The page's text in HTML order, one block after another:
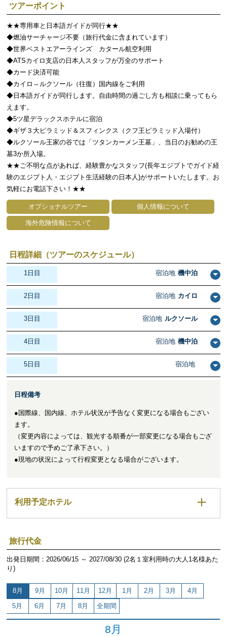
ツアーポイント
★★専用車と日本語ガイドが同行★★
◆燃油サーチャージ不要（旅行代金に含まれています）
◆世界ベストエアーラインズ カタール航空利用
◆ATSカイロ支店の日本人スタッフが万全のサポート
◆カード決済可能
◆カイロ⇔ルクソール（往復）国内線をご利用
◆日本語ガイドが同行します。自由時間の過ごし方も相談に乗ってもら
えます。
◆5ツ星デラックスホテルに宿泊
◆ギザ３大ピラミッド＆スフィンクス（クフ王ピラミッド入場付）
◆ルクソール王家の谷では「ツタンカーメン王墓」、当日のお勧めの王
墓3か所入場。
★★ご不明な点があれば、経験豊かなスタッフ(長年エジプトでガイド経
験のエジプト人・エジプト生活経験の日本人)がサポートいたします。お
気軽にお電話下さい！★★
オプショナルツアー 個人情報について
海外危険情報について
日程詳細（ツアーのスケジュール）
1日目 宿泊地 機中泊
2日目 宿泊地 カイロ
3日目 宿泊地 ルクソール
4日目 宿泊地 機中泊
5日目 宿泊地
日程備考
●国際線、国内線、ホテル状況が予告なく変更になる場合もござい
ます。
（変更内容によっては、観光する順番が一部変更になる場合もござ
いますので予めご了承下さい。）
●現地の状況によって行程変更となる場合がございます。
利用予定ホテル
旅行代金
出発日期間：2026/06/15 ～ 2027/08/30 (2名１室利用時の大人1名様あた
り)
8月 9月 10月 11月 12月 1月 2月 3月
4月
5月
6月 7月 8月 全期間
8月